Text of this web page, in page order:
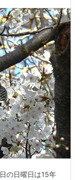
の日曜日は15年